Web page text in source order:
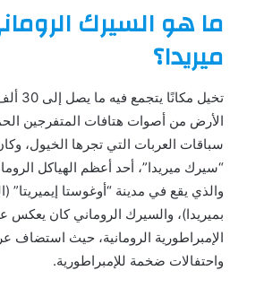
ما هو السيرك
ميريدا؟
تخيل
الأرض من أصوات هتافات المتفرجين
سباقات العربات التي تجرها الخيول،
“سيرك ميريدا”، أحد أعظم الهياكل
والذي يقع في مدينة “أوغوستا إيميريتا”
بميريدا)، والسيرك الروماني كان يعكس
الإمبراطورية الرومانية، حيث استضاف
واحتفالات ضخمة للإمبراطورية.